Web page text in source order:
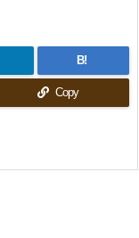
B!
Copy